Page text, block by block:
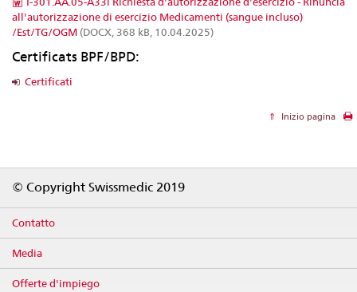
all'autorizzazione di esercizio Medicamenti (sangue incluso)
/Est/TG/OGM (DOCX, 368 kB, 10.04.2025)
Certificats BPF/BPD:
Certificati
Inizio pagina
© Copyright Swissmedic 2019
Contatto
Media
Offerte d'impiego